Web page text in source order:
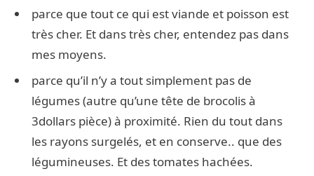
parce que tout ce qui est viande et poisson est
très cher. Et dans très cher, entendez pas dans
mes moyens.
parce qu’il n’y a tout simplement pas de
légumes (autre qu’une tête de brocolis à
3dollars pièce) à proximité. Rien du tout dans
les rayons surgelés, et en conserve.. que des
légumineuses. Et des tomates hachées.